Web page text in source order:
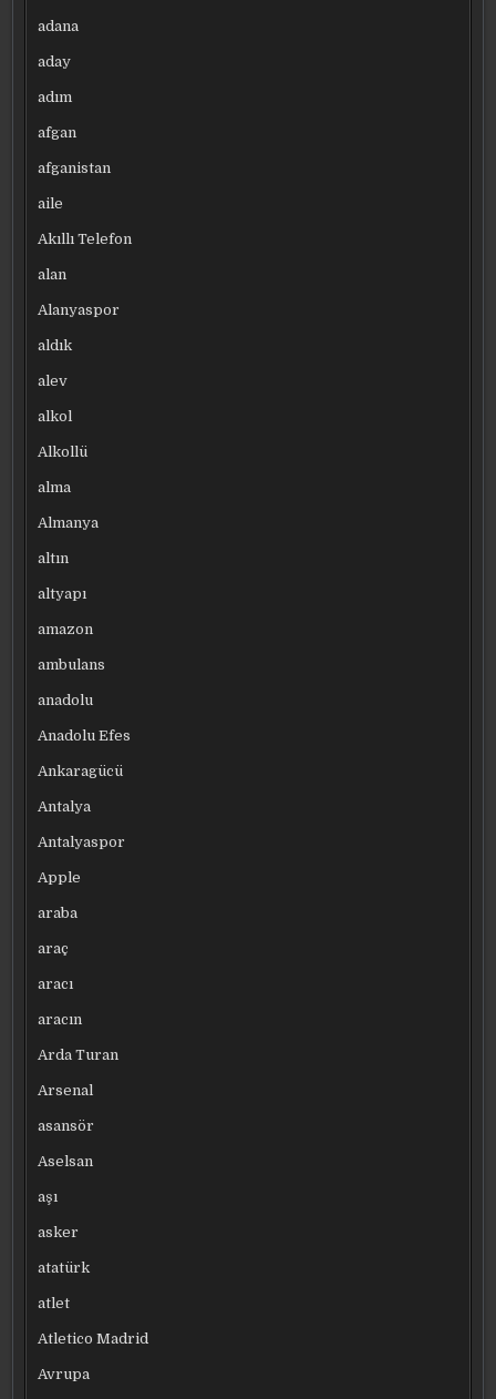
adana
aday
adım
afgan
afganistan
aile
Akıllı Telefon
alan
Alanyaspor
aldık
alev
alkol
Alkollü
alma
Almanya
altın
altyapı
amazon
ambulans
anadolu
Anadolu Efes
Ankaragücü
Antalya
Antalyaspor
Apple
araba
araç
aracı
aracın
Arda Turan
Arsenal
asansör
Aselsan
aşı
asker
atatürk
atlet
Atletico Madrid
Avrupa